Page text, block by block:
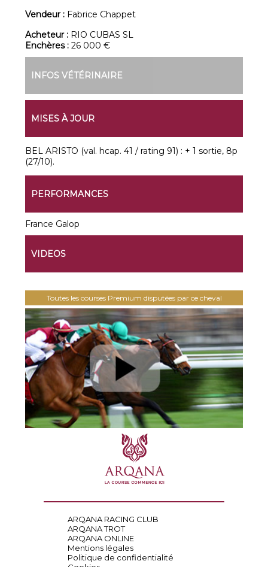
Vendeur : Fabrice Chappet
Acheteur : RIO CUBAS SL
Enchères :26 000 €
INFOS VÉTÉRINAIRE
MISES À JOUR
BEL ARISTO (val. hcap. 41 / rating 91) : + 1 sortie, 8p
(27/10).
PERFORMANCES
France Galop
VIDEOS
Toutes les courses Premium disputées par ce cheval
ARQANA RACING CLUB
ARQANA TROT
ARQANA ONLINE
Mentions légales
Politique de confidentialité